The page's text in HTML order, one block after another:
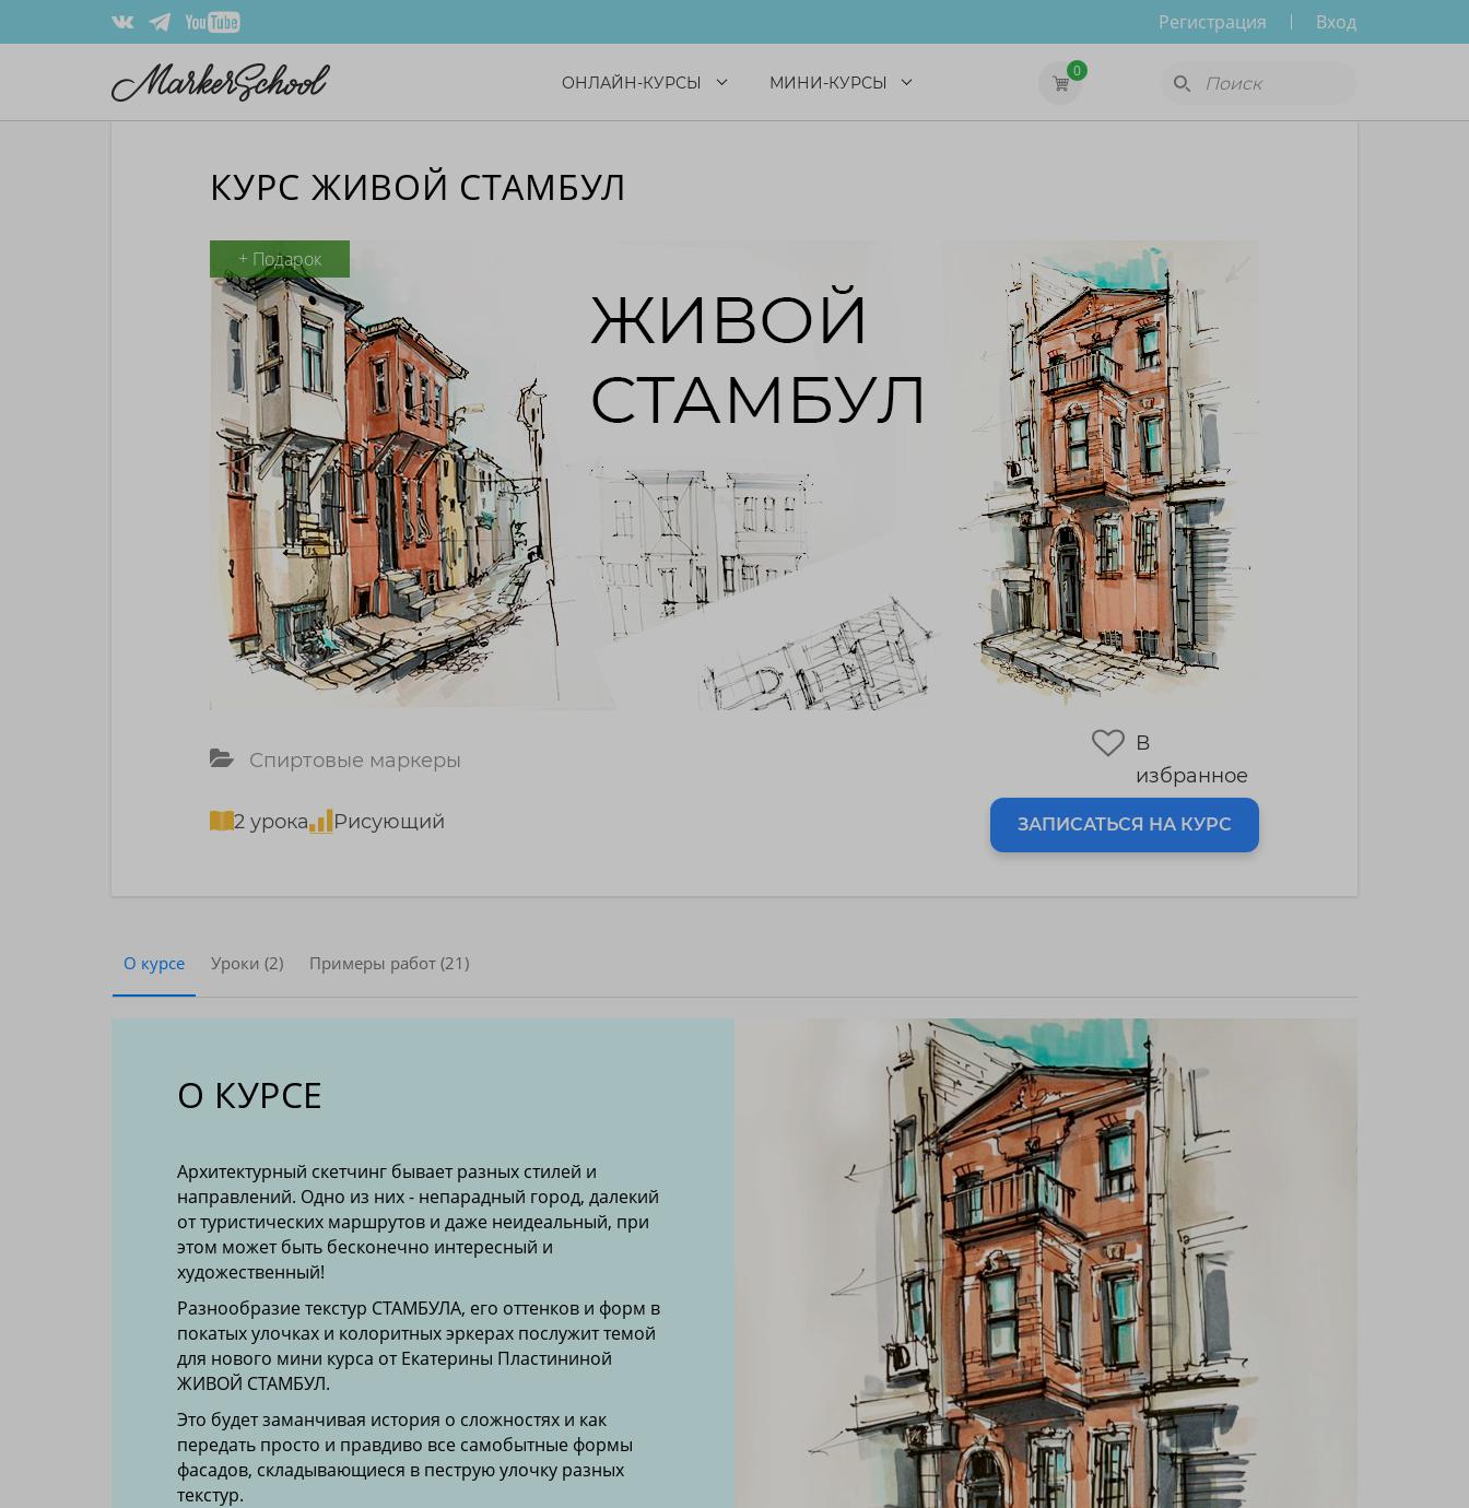
Регистрация Вход
ОНЛАЙН-КУРСЫ МИНИ-КУРСЫ
0
КУРС ЖИВОЙ СТАМБУЛ
+ Подарок
В
избранное
2 урока
Рисующий
Спиртовые маркеры
ЗАПИСАТЬСЯ НА КУРС
О курсе Уроки (2) Примеры работ (21)
О КУРСЕ
Архитектурный скетчинг бывает разных стилей и
направлений. Одно из них - непарадный город, далекий
от туристических маршрутов и даже неидеальный, при
этом может быть бесконечно интересный и
художественный!
Разнообразие текстур СТАМБУЛА, его оттенков и форм в
покатых улочках и колоритных эркерах послужиттемой
для нового мини курса от Екатерины Пластининой
ЖИВОЙ СТАМБУЛ.
Это будет заманчивая история о сложностях и как
передать просто и правдиво все самобытные формы
фасадов, складывающиеся в пеструю улочку разных
текстур.